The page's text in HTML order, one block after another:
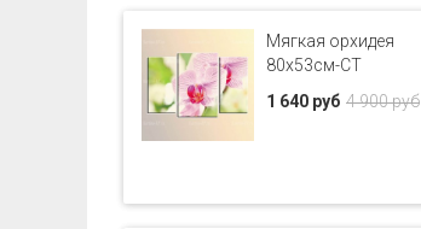
Мягкая орхидея
80x53см-CT
4 900 руб
1 640 руб